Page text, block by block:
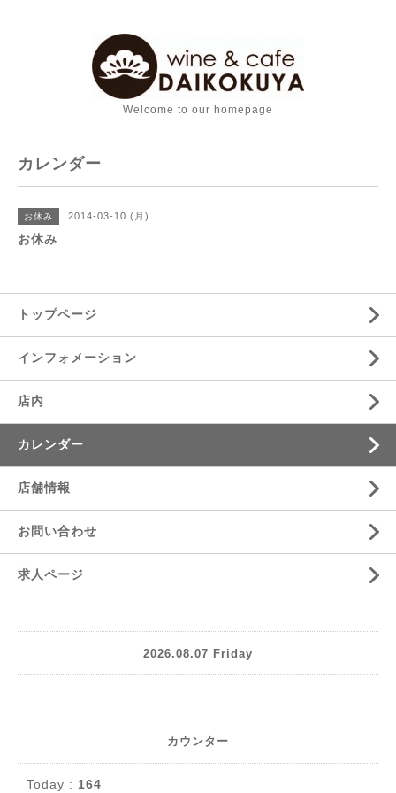
Welcome to our homepage
カレンダー
お休み 2014-03-10 (月)
お休み
トップページ
インフォメーション
店内
カレンダー
店舗情報
お問い合わせ
求人ページ
2026.08.07 Friday
カウンター
Today : 164